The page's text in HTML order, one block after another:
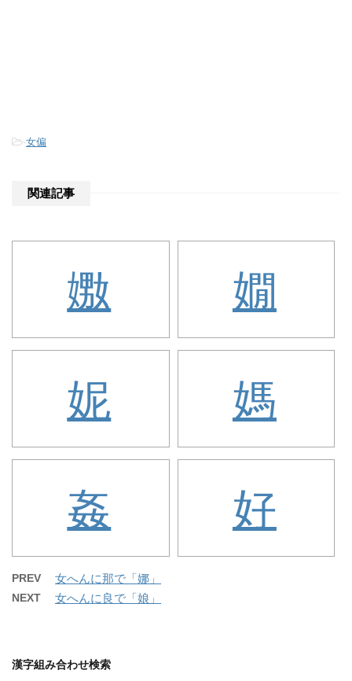
-女偏
関連記事
嫐 嫺
妮 媽
姦 好
PREV 女へんに那で「娜」
NEXT 女へんに良で「娘」
漢字組み合わせ検索